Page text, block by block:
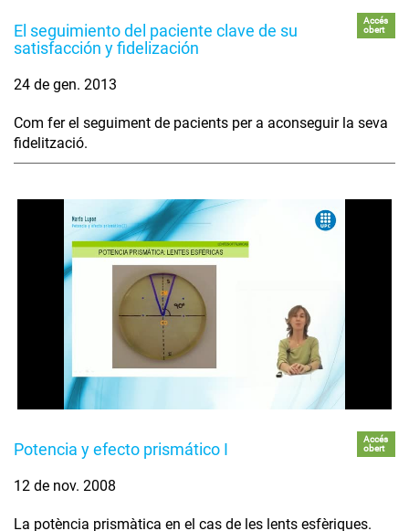
El seguimiento del paciente clave de su
satisfacción y fidelización
Accés
obert
24 de gen. 2013
Com fer el seguiment de pacients per a aconseguir la seva
fidelització.
Potencia y efecto prismático I
Accés
obert
12 de nov. 2008
La potència prismàtica en el cas de les lents esfèriques.